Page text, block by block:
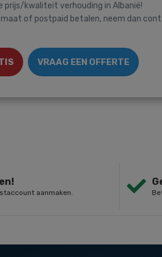
prijs/kwaliteit verhouding in Albanië!
of postpaid betalen, neem dan
VRAAG EEN OFFERTE
aanmaken.